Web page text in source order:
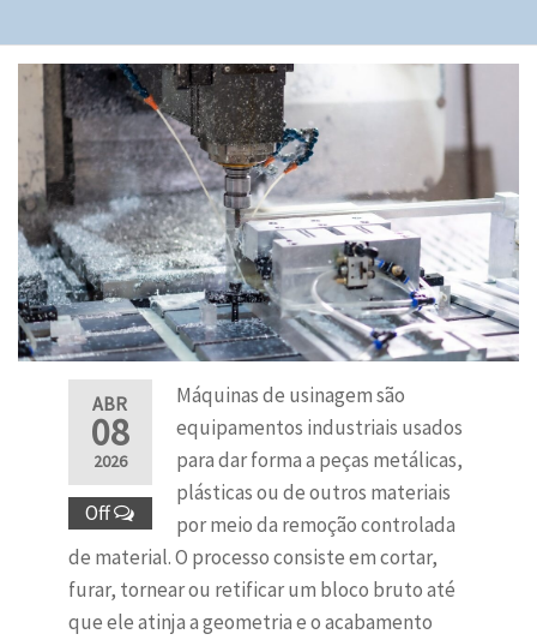
ABR
08
2026
Off
Máquinas de usinagem são
equipamentos industriais usados
para dar forma a peças metálicas,
plásticas ou de outros materiais
por meio da remoção controlada
de material. O processo consiste em cortar,
furar, tornear ou retificar um bloco bruto até
que ele atinja a geometria e o acabamento